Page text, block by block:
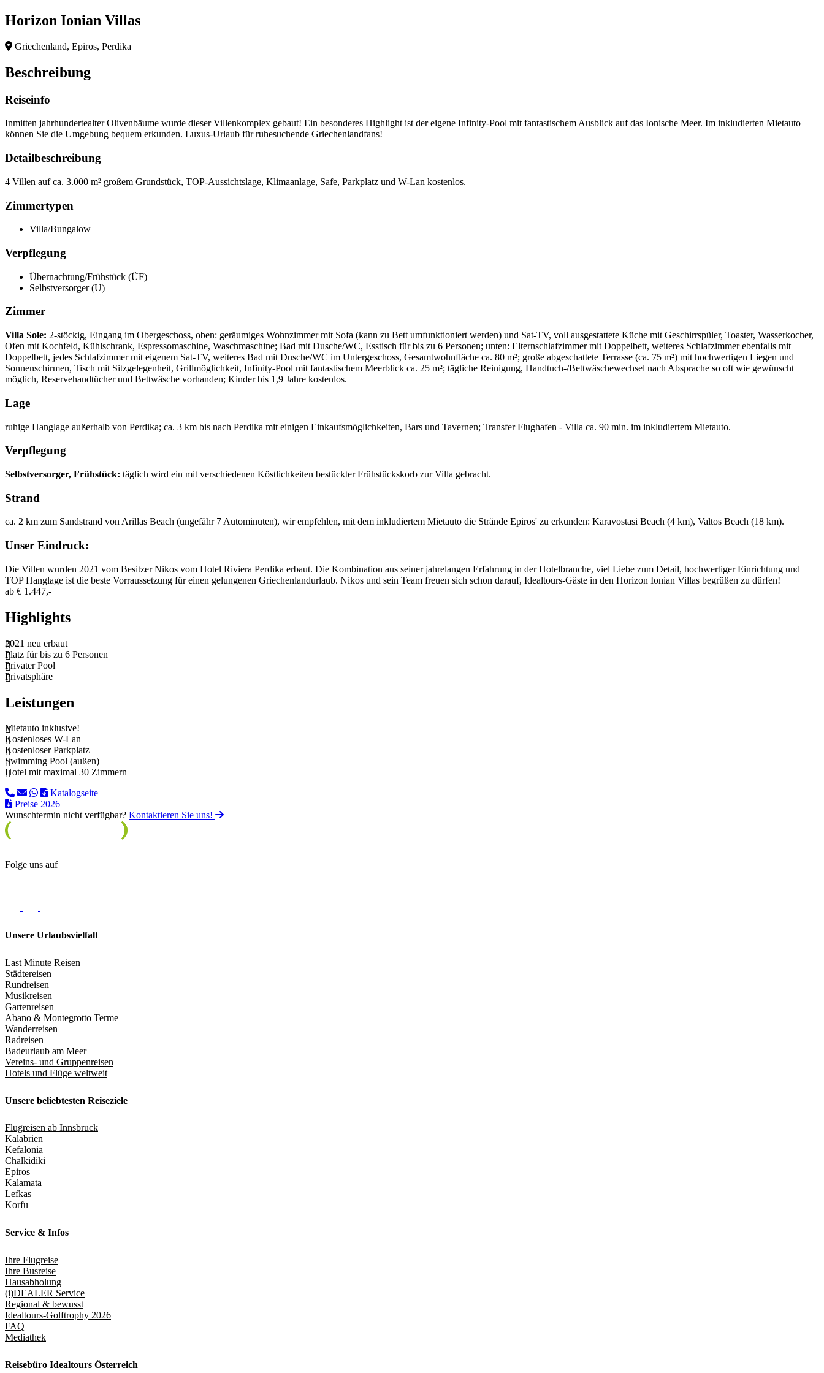
Horizon Ionian Villas
Griechenland, Epiros, Perdika
Beschreibung
Reiseinfo
Inmitten jahrhundertealter Olivenbäume wurde dieser Villenkomplex gebaut! Ein besonderes Highlight ist der eigene Infinity-Pool mit fantastischem Ausblick auf das Ionische Meer. Im inkludierten Mietauto
können Sie die Umgebung bequem erkunden. Luxus-Urlaub für ruhesuchende Griechenlandfans!
Detailbeschreibung
4 Villen auf ca. 3.000 m² großem Grundstück, TOP-Aussichtslage, Klimaanlage, Safe, Parkplatz und W-Lan kostenlos.
Zimmertypen
Villa/Bungalow
Verpflegung
Übernachtung/Frühstück (ÜF)
Selbstversorger (U)
Zimmer
Villa Sole: 2-stöckig, Eingang im Obergeschoss, oben: geräumiges Wohnzimmer mit Sofa (kann zu Bett umfunktioniert werden) und Sat-TV, voll ausgestattete Küche mit Geschirrspüler, Toaster, Wasserkocher,
Ofen mit Kochfeld, Kühlschrank, Espressomaschine, Waschmaschine; Bad mit Dusche/WC, Esstisch für bis zu 6 Personen; unten: Elternschlafzimmer mit Doppelbett, weiteres Schlafzimmer ebenfalls mit
Doppelbett, jedes Schlafzimmer mit eigenem Sat-TV, weiteres Bad mit Dusche/WC im Untergeschoss, Gesamtwohnfläche ca. 80 m²; große abgeschattete Terrasse (ca. 75 m²) mit hochwertigen Liegen und
Sonnenschirmen, Tisch mit Sitzgelegenheit, Grillmöglichkeit, Infinity-Pool mit fantastischem Meerblick ca. 25 m²; tägliche Reinigung, Handtuch-/Bettwäschewechsel nach Absprache so oft wie gewünscht
möglich, Reservehandtücher und Bettwäsche vorhanden; Kinder bis 1,9 Jahre kostenlos.
Lage
ruhige Hanglage außerhalb von Perdika; ca. 3 km bis nach Perdika mit einigen Einkaufsmöglichkeiten, Bars und Tavernen; Transfer Flughafen - Villa ca. 90 min. im inkludiertem Mietauto.
Verpflegung
Selbstversorger, Frühstück: täglich wird ein mit verschiedenen Köstlichkeiten bestückter Frühstückskorb zur Villa gebracht.
Strand
ca. 2 km zum Sandstrand von Arillas Beach (ungefähr 7 Autominuten), wir empfehlen, mit dem inkludiertem Mietauto die Strände Epiros' zu erkunden: Karavostasi Beach (4 km), Valtos Beach (18 km).
Unser Eindruck:
Die Villen wurden 2021 vom Besitzer Nikos vom Hotel Riviera Perdika erbaut. Die Kombination aus seiner jahrelangen Erfahrung in der Hotelbranche, viel Liebe zum Detail, hochwertiger Einrichtung und
TOP Hanglage ist die beste Vorraussetzung für einen gelungenen Griechenlandurlaub. Nikos und sein Team freuen sich schon darauf, Idealtours-Gäste in den Horizon Ionian Villas begrüßen zu dürfen!
ab € 1.447,-
Highlights
2021 neu erbaut
Platz für bis zu 6 Personen
Privater Pool
Privatsphäre
Leistungen
Mietauto inklusive!
Kostenloses W-Lan
Kostenloser Parkplatz
Swimming Pool (außen)
Hotel mit maximal 30 Zimmern
Katalogseite
Preise 2026
Wunschtermin nicht verfügbar? Kontaktieren Sie uns!
Folge uns auf
Unsere Urlaubsvielfalt
Last Minute Reisen
Städtereisen
Rundreisen
Musikreisen
Gartenreisen
Abano & Montegrotto Terme
Wanderreisen
Radreisen
Badeurlaub am Meer
Vereins- und Gruppenreisen
Hotels und Flüge weltweit
Unsere beliebtesten Reiseziele
Flugreisen ab Innsbruck
Kalabrien
Kefalonia
Chalkidiki
Epiros
Kalamata
Lefkas
Korfu
Service & Infos
Ihre Flugreise
Ihre Busreise
Hausabholung
(i)DEALER Service
Regional & bewusst
Idealtours-Golftrophy 2026
FAQ
Mediathek
Reisebüro Idealtours Österreich